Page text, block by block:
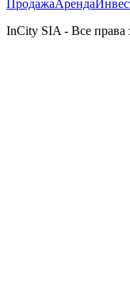
ПродажаАренда
InCity SIA - Все